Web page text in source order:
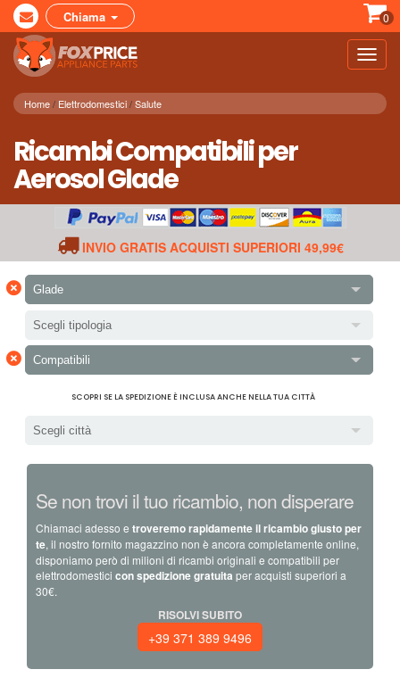
Chiama 0
Home Elettrodomestici Salute
Ricambi Compatibili per
Aerosol Glade
INVIO GRATIS ACQUISTI SUPERIORI 49,99€
× Glade
Scegli tipologia
× Compatibili
SCOPRI SE LA SPEDIZIONE È INCLUSA ANCHE NELLA TUA CITTÀ
Scegli città
Se non trovi il tuo ricambio, non disperare
Chiamaci adesso e troveremo rapidamente il ricambio giusto per
te, il nostro fornito magazzino non è ancora completamente online,
disponiamo però di milioni di ricambi originali e compatibili per
elettrodomestici con spedizione gratuita per acquisti superiori a
30€.
RISOLVI SUBITO
+39 371 389 9496